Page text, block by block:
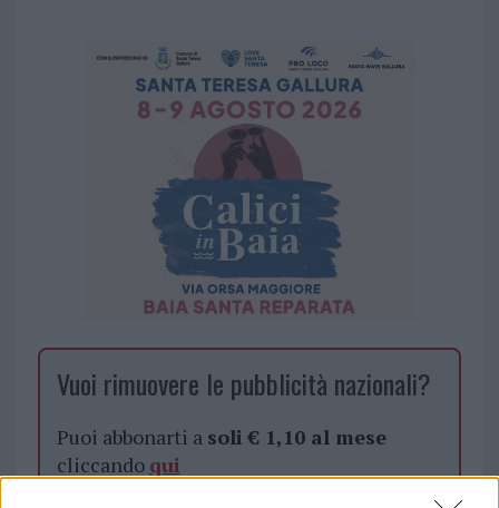
Vuoi rimuovere le pubblicità nazionali?
Puoi abbonarti a soli € 1,10 al mese
cliccando qui